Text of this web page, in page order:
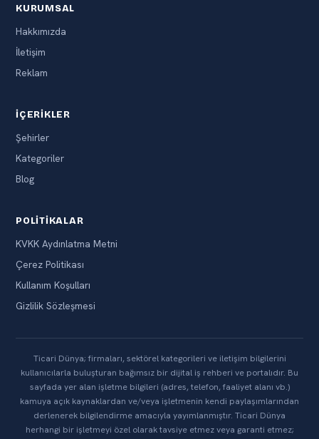
KURUMSAL
Hakkımızda
İletişim
Reklam
İÇERIKLER
Şehirler
Kategoriler
Blog
POLITIKALAR
KVKK Aydınlatma Metni
Çerez Politikası
Kullanım Koşulları
Gizlilik Sözleşmesi
Ticari Dünya; firmaları, sektörel kategorileri ve iletişim bilgilerini
kullanıcılarla buluşturan bağımsız bir dijital iş rehberi ve portalıdır. Bu
sayfada yer alan işletme bilgileri (adres, telefon, faaliyet alanı vb.)
kamuya açık kaynaklardan ve/veya işletmenin kendi paylaşımlarından
derlenerek bilgilendirme amacıyla yayımlanmıştır. Ticari Dünya
herhangi bir işletmeyi özel olarak tavsiye etmez veya garanti etmez;